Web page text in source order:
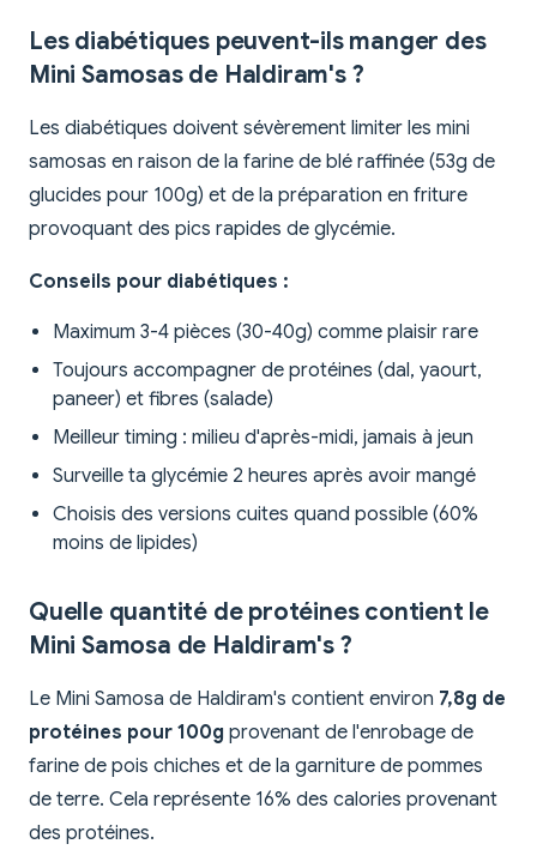
Les diabétiques peuvent-ils manger des
Mini Samosas de Haldiram's ?
Les diabétiques doivent sévèrement limiter les mini
samosas en raison de la farine de blé raffinée (53g de
glucides pour 100g) et de la préparation en friture
provoquant des pics rapides de glycémie.
Conseils pour diabétiques :
Maximum 3-4 pièces (30-40g) comme plaisir rare
Toujours accompagner de protéines (dal, yaourt,
paneer) et fibres (salade)
Meilleur timing : milieu d'après-midi, jamais à jeun
Surveille ta glycémie 2 heures après avoir mangé
Choisis des versions cuites quand possible (60%
moins de lipides)
Quelle quantité de protéines contient le
Mini Samosa de Haldiram's ?
Le Mini Samosa de Haldiram's contient environ 7,8g de
protéines pour 100g provenant de l'enrobage de
farine de pois chiches et de la garniture de pommes
de terre. Cela représente 16% des calories provenant
des protéines.